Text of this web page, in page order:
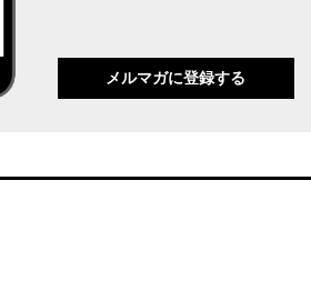
メルマガに登録する